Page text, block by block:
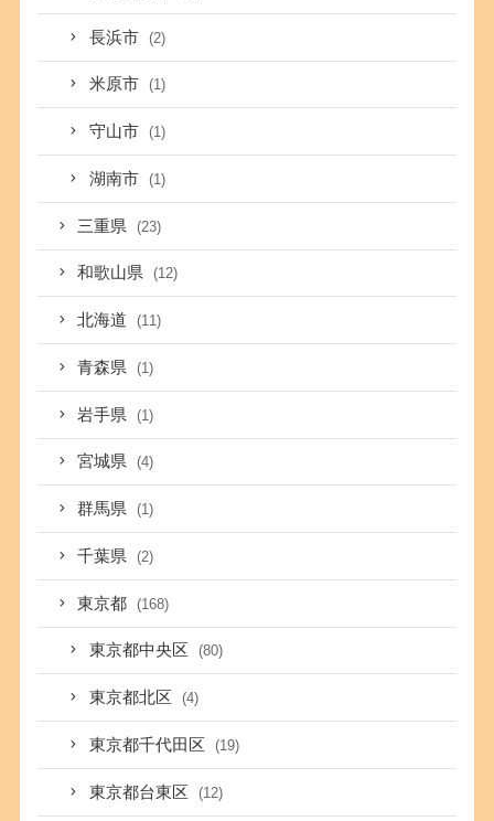
長浜市 (2)
米原市 (1)
守山市 (1)
湖南市 (1)
三重県 (23)
和歌山県 (12)
北海道 (11)
青森県 (1)
岩手県 (1)
宮城県 (4)
群馬県 (1)
千葉県 (2)
東京都 (168)
東京都中央区 (80)
東京都北区 (4)
東京都千代田区 (19)
東京都台東区 (12)